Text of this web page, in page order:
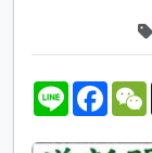
L
e
F
e